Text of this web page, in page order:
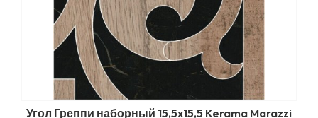
Угол Греппи наборный 15,5x15,5 Kerama Marazzi